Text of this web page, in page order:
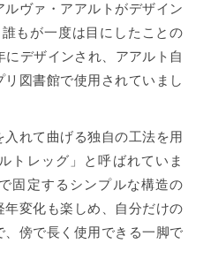
ヴァ・アアルトがデザイン
もが一度は目にしたことの
デザインされ、アアルト自
図書館で使用されていまし
れて曲げる独自の工法を用
トレッグ」と呼ばれていま
固定するシンプルな構造の
変化も楽しめ、自分だけの
傍で長く使用できる一脚で